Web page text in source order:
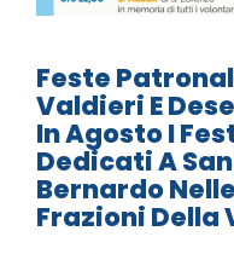
Feste
Valdieri E
In Agosto I
Dedicati A San
Bernardo
Frazioni Della